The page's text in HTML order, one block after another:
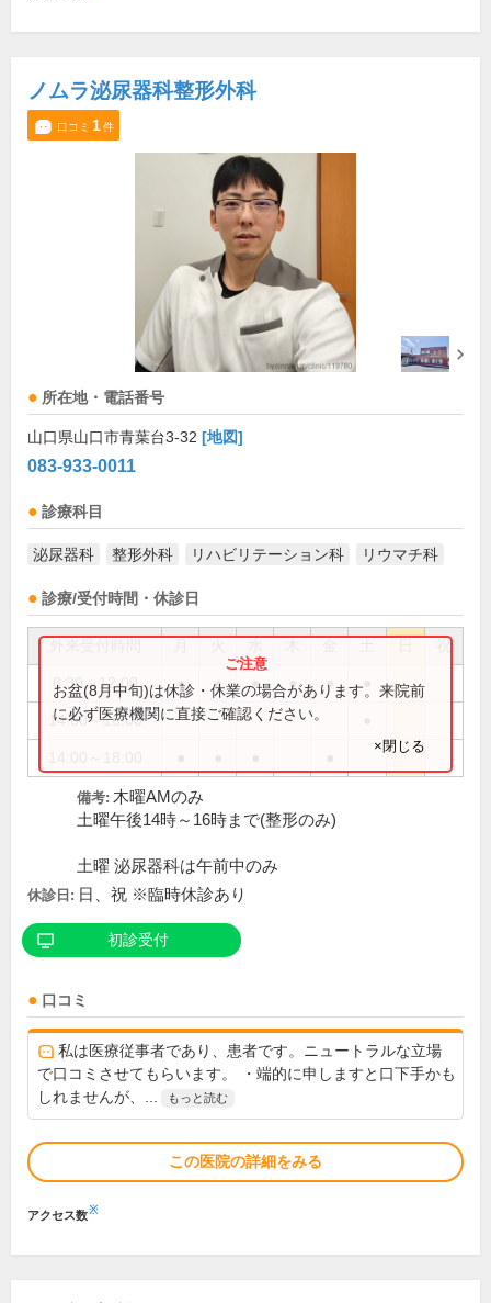
ノムラ泌尿器科整形外科
口コミ 1件
所在地・電話番号
山口県山口市青葉台3-32 [地図]
083-933-0011
診療科目
泌尿器科 整形外科 リハビリテーション科 リウマチ科
診療/受付時間・休診日
祝
8:30～12:00 ● ● ● ● ●
14:00～16:00
お盆(8月中旬)は休診・休業の場合があります。来院前
に必ず医療機関に直接ご確認ください。
×閉じる
備考: 木曜AMのみ
土曜午後14時～16時まで(整形のみ)
土曜 泌尿器科は午前中のみ
休診日: 日、祝 ※臨時休診あり
初診受付
口コミ
私は医療従事者であり、患者です。ニュートラルな立場
で口コミさせてもらいます。 ・端的に申しますと口下手かも
しれませんが、...
もっと読む
この医院の詳細をみる
アクセス数※